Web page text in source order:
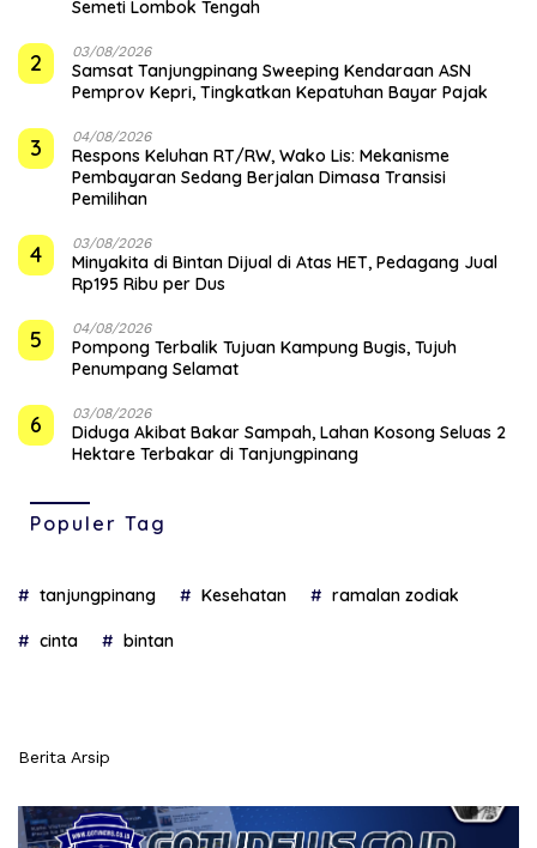
Semeti Lombok Tengah
2 03/08/2026
Samsat Tanjungpinang Sweeping Kendaraan ASN
Pemprov Kepri, Tingkatkan Kepatuhan Bayar Pajak
3 04/08/2026
‎Respons Keluhan RT/RW, Wako Lis: Mekanisme
Pembayaran Sedang Berjalan Dimasa Transisi
Pemilihan
4 03/08/2026
Minyakita di Bintan Dijual di Atas HET, Pedagang Jual
Rp195 Ribu per Dus
5 04/08/2026
Pompong Terbalik Tujuan Kampung Bugis, Tujuh
Penumpang Selamat
6 03/08/2026
Diduga Akibat Bakar Sampah, Lahan Kosong Seluas 2
Hektare Terbakar di Tanjungpinang
Populer Tag
tanjungpinang Kesehatan ramalan zodiak
cinta bintan
Berita Arsip